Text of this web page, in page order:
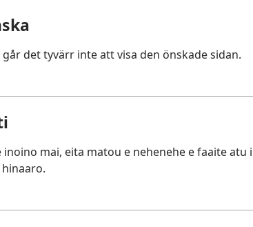
går det tyvärr inte att visa den önskade sidan.
inoino mai, eita matou e nehenehe e faaite atu